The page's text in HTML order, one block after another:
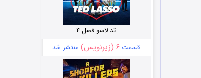
تد لاسو فصل ۴
قسمت ۶ (زیرنویس) منتشر شد